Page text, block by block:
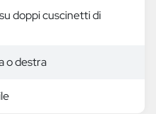
doppi cuscinetti di
o destra